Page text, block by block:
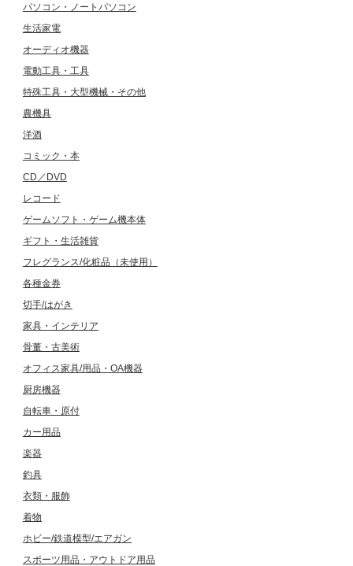
パソコン・ノートパソコン
生活家電
オーディオ機器
電動工具・工具
特殊工具・大型機械・その他
農機具
洋酒
コミック・本
CD／DVD
レコード
ゲームソフト・ゲーム機本体
ギフト・生活雑貨
フレグランス/化粧品（未使用）
各種金券
切手/はがき
家具・インテリア
骨董・古美術
オフィス家具/用品・OA機器
厨房機器
自転車・原付
カー用品
楽器
釣具
衣類・服飾
着物
ホビー/鉄道模型/エアガン
スポーツ用品・アウトドア用品